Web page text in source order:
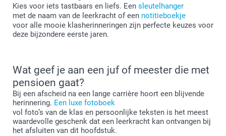
Kies voor iets tastbaars en liefs. Een sleutelhanger
met de naam van de leerkracht of een notitieboekje
voor alle mooie klasherinneringen zijn perfecte keuzes voor
deze bijzondere eerste jaren.
Wat geef je aan een juf of meester die met
pensioen gaat?
Bij een afscheid na een lange carrière hoort een blijvende
herinnering. Een luxe fotoboek
vol foto’s van de klas en persoonlijke teksten is het meest
waardevolle geschenk dat een leerkracht kan ontvangen bij
het afsluiten van dit hoofdstuk.